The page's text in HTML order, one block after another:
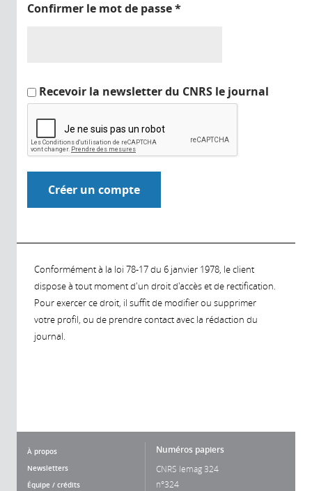
Confirmer le mot de passe*
Recevoir la newsletter du CNRS le journal
Conformément à la loi 78-17 du 6 janvier 1978, le client
dispose à tout moment d'un droit d'accès et de rectification.
Pour exercer ce droit, il suffit de modifier ou supprimer
votre profil, ou de prendre contact avec la rédaction du
journal.
À propos
Newsletters
Équipe / crédits
Numéros papiers
CNRS lemag 324
n°324